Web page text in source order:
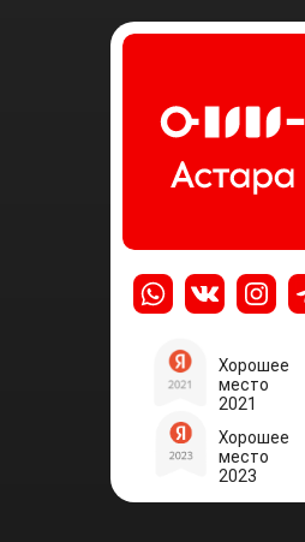
Хорошее
место
2021
Хорошее
место
2023